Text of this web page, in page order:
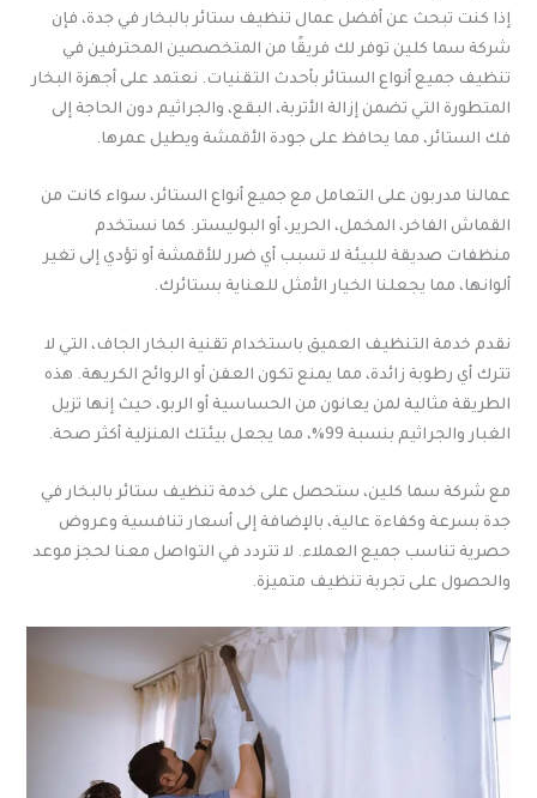
إذا كنت تبحث عن أفضل عمال تنظيف ستائر بالبخار في جدة، فإن
شركة سما كلين توفر لك فريقًا من المتخصصين المحترفين في
تنظيف جميع أنواع الستائر بأحدث التقنيات. نعتمد على أجهزة البخار
المتطورة التي تضمن إزالة الأتربة، البقع، والجراثيم دون الحاجة إلى
فك الستائر، مما يحافظ على جودة الأقمشة ويطيل عمرها.
عمالنا مدربون على التعامل مع جميع أنواع الستائر، سواء كانت من
القماش الفاخر، المخمل، الحرير، أو البوليستر. كما نستخدم
منظفات صديقة للبيئة لا تسبب أي ضرر للأقمشة أو تؤدي إلى تغير
ألوانها، مما يجعلنا الخيار الأمثل للعناية بستائرك.
نقدم خدمة التنظيف العميق باستخدام تقنية البخار الجاف، التي لا
تترك أي رطوبة زائدة، مما يمنع تكون العفن أو الروائح الكريهة. هذه
الطريقة مثالية لمن يعانون من الحساسية أو الربو، حيث إنها تزيل
الغبار والجراثيم بنسبة 99%، مما يجعل بيئتك المنزلية أكثر صحة.
مع شركة سما كلين، ستحصل على خدمة تنظيف ستائر بالبخار في
جدة بسرعة وكفاءة عالية، بالإضافة إلى أسعار تنافسية وعروض
حصرية تناسب جميع العملاء. لا تتردد في التواصل معنا لحجز موعد
والحصول على تجربة تنظيف متميزة.